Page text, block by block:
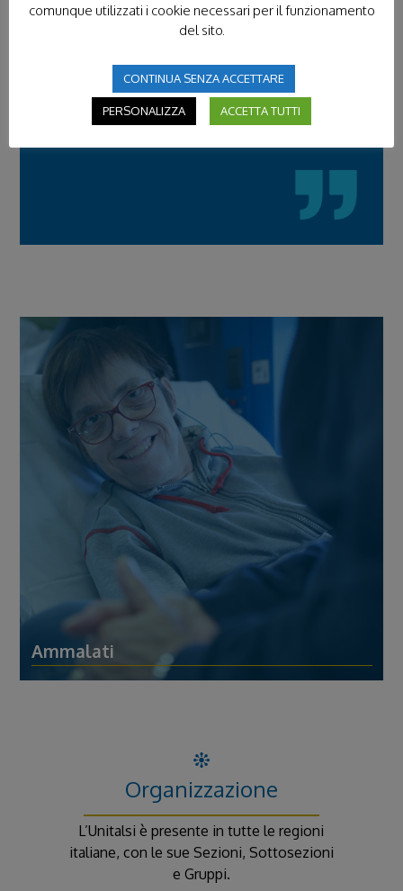
Vogliamo essere uno strumento di
creativa” nelle mani del Signore.
Vogliamo condividere un impegno
per costruire la speranza.
Ammalati
Organizzazione
L’Unitalsi è presente in tutte le regioni
italiane, con le sue Sezioni, Sottosezioni
e Gruppi.
comunque utilizzati i cookie necessari per il funzionamento
del sito.
CONTINUA SENZA ACCETTARE
PERSONALIZZA ACCETTA TUTTI